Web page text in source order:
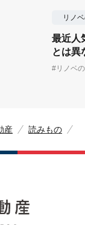
リノ
最近人
とは異
#リノベ
産 読みもの